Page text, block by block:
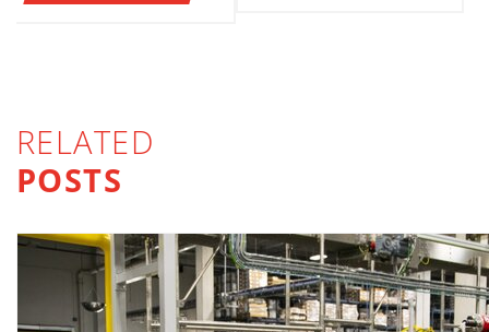
RELATED
POSTS